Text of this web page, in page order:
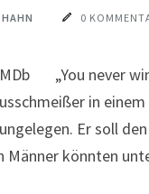
0
„You never
in
Er soll
Männer könnten